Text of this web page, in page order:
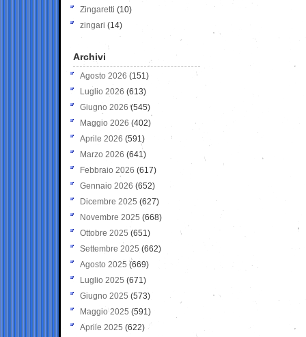
Zingaretti (10)
zingari (14)
Archivi
Agosto 2026 (151)
Luglio 2026 (613)
Giugno 2026 (545)
Maggio 2026 (402)
Aprile 2026 (591)
Marzo 2026 (641)
Febbraio 2026 (617)
Gennaio 2026 (652)
Dicembre 2025 (627)
Novembre 2025 (668)
Ottobre 2025 (651)
Settembre 2025 (662)
Agosto 2025 (669)
Luglio 2025 (671)
Giugno 2025 (573)
Maggio 2025 (591)
Aprile 2025 (622)